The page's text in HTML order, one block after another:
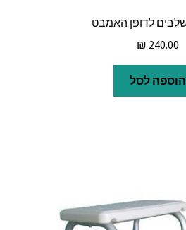
₪ 240.00
הוספה לסל